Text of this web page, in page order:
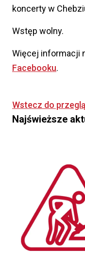
koncerty w
Wstęp wolny.
Więcej informacji
Facebooku.
Wstecz do
Najświeższe